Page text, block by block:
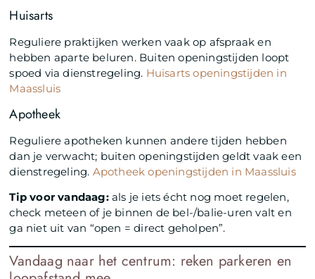
Huisarts
Reguliere praktijken werken vaak op afspraak en
hebben aparte beluren. Buiten openingstijden loopt
spoed via dienstregeling. Huisarts openingstijden in
Maassluis
Apotheek
Reguliere apotheken kunnen andere tijden hebben
dan je verwacht; buiten openingstijden geldt vaak een
dienstregeling. Apotheek openingstijden in Maassluis
Tip voor vandaag:als je iets écht nog moet regelen,
check meteen of je binnen de bel-/balie-uren valt en
ga niet uit van “open = direct geholpen”.
Vandaag naar het centrum: reken parkeren en